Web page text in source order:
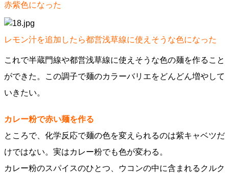
赤紫色になった
レモン汁を追加したら都営浅草線に使えそうな色になった
これで半蔵門線や都営浅草線に使えそうな色の麺を作ること
ができた。この調子で麺のカラーバリエをどんどん増やして
いきたい。
カレー粉で赤い麺を作る
ところで、化学反応で麺の色を変えられるのは紫キャベツだ
けではない。実はカレー粉でも色が変わる。
カレー粉のスパイスのひとつ、ウコンの中に含まれるクルク